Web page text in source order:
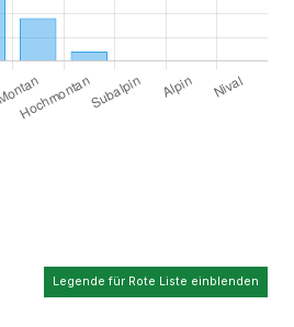
Legende für Rote Liste einblenden